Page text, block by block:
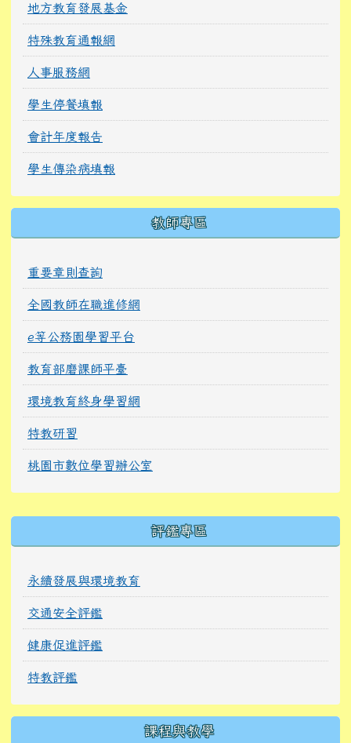
地方教育發展基金
特殊教育通報網
人事服務網
學生停餐填報
會計年度報告
學生傳染病填報
教師專區
重要章則查詢
全國教師在職進修網
e等公務園學習平台
教育部磨課師平臺
環境教育終身學習網
特教研習
桃園市數位學習辦公室
評鑑專區
永續發展與環境教育
交通安全評鑑
健康促進評鑑
特教評鑑
課程與教學